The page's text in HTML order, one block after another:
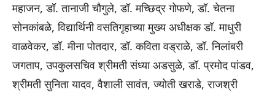
महाजन, डॉ. तानाजी चौगुले, डॉ. मच्छिद्र गोफणे, डॉ. चेतना
सोनकांबळे, विद्यार्थिनी वसतिगृहाच्या मुख्य अधीक्षक डॉ. माधुरी
वाळवेकर, डॉ. मीना पोतदार, डॉ. कविता वड्राळे, डॉ. निलांबरी
जगताप, उपकुलसचिव श्रीमती संध्या अडसुळे, डॉ. प्रमोद पांडव,
श्रीमती सुनिता यादव, वैशाली सावंत, ज्योती खराडे, राजश्री